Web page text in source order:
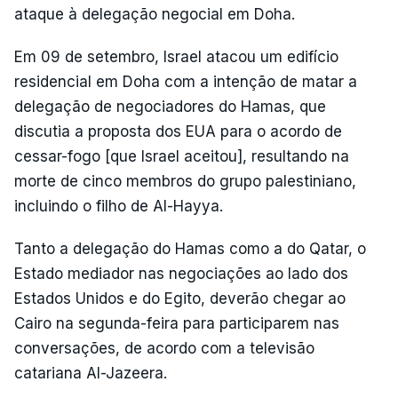
ataque à delegação negocial em Doha.
Em 09 de setembro, Israel atacou um edifício
residencial em Doha com a intenção de matar a
delegação de negociadores do Hamas, que
discutia a proposta dos EUA para o acordo de
cessar-fogo [que Israel aceitou], resultando na
morte de cinco membros do grupo palestiniano,
incluindo o filho de Al-Hayya.
Tanto a delegação do Hamas como a do Qatar, o
Estado mediador nas negociações ao lado dos
Estados Unidos e do Egito, deverão chegar ao
Cairo na segunda-feira para participarem nas
conversações, de acordo com a televisão
catariana Al-Jazeera.